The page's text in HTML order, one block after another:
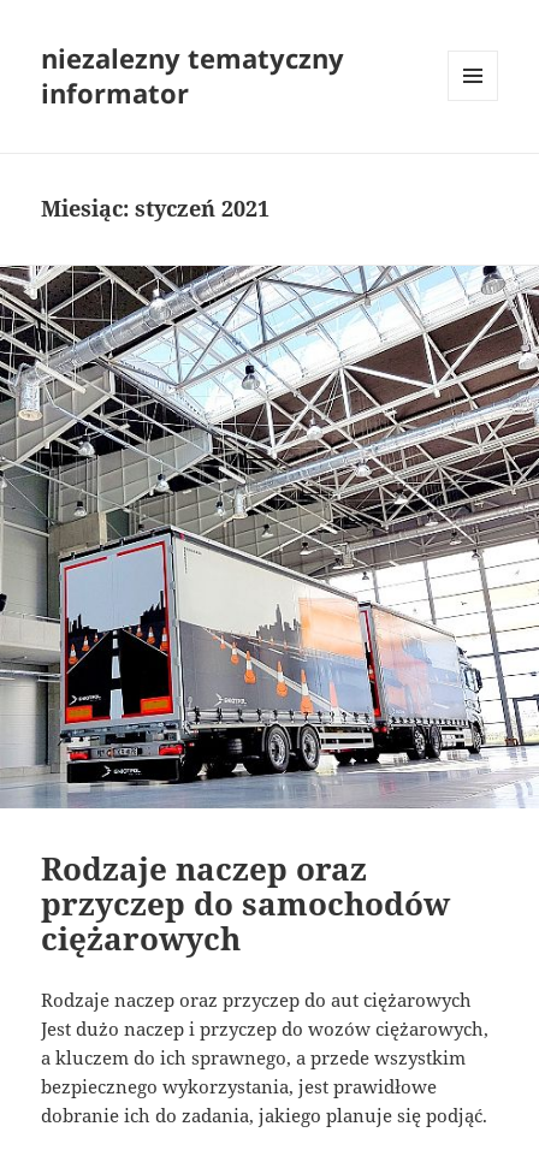
niezalezny tematyczny
informator
Miesiąc:styczeń 2021
Rodzaje naczep oraz
przyczep do samochodów
ciężarowych
Rodzaje naczep oraz przyczep do aut ciężarowych
Jest dużo naczep i przyczep do wozów ciężarowych,
a kluczem do ich sprawnego, a przede wszystkim
bezpiecznego wykorzystania, jest prawidłowe
dobranie ich do zadania, jakiego planuje się podjąć.